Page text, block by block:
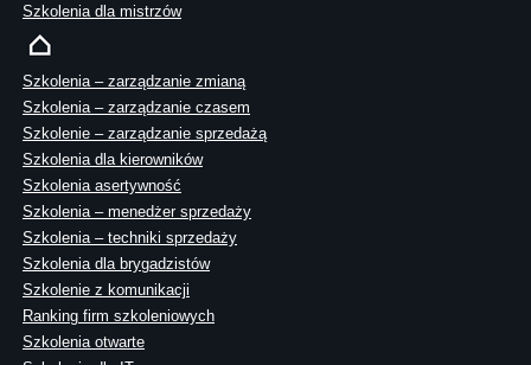
Szkolenia dla mistrzów
Szkolenia – zarządzanie zmianą
Szkolenia – zarządzanie czasem
Szkolenie – zarządzanie sprzedażą
Szkolenia dla kierowników
Szkolenia asertywność
Szkolenia – menedżer sprzedaży
Szkolenia – techniki sprzedaży
Szkolenia dla brygadzistów
Szkolenie z komunikacji
Ranking firm szkoleniowych
Szkolenia otwarte